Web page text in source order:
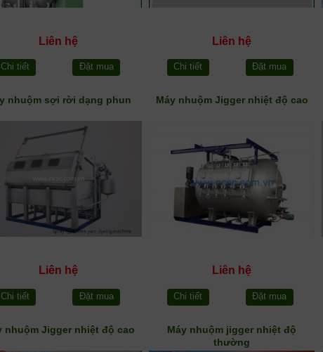
Liên hệ
Chi tiết Đặt mua
Liên hệ
Chi tiết Đặt mua
nhuộm sợi rời dạng phun
Liên hệ
Chi tiết Đặt mua
Máy nhuộm Jigger nhiệt độ cao
Liên hệ
Chi tiết Đặt mua
nhuộm Jigger nhiệt độ cao
Máy nhuộm jigger nhiệt độ
thường